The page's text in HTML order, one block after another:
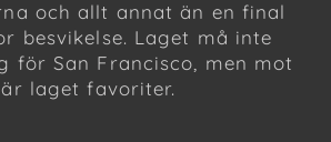
och allt annat än en final
besvikelse. Laget må inte
för San Francisco, men mot
laget favoriter.